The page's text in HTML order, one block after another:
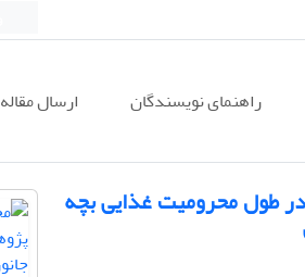
راهنمای نویسندگان ارسال مقاله
طول محرومیت غذایی بچه